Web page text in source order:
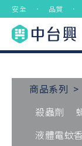
安全 ． 品質 ．
商品系列 >
殺蟲劑
液體電蚊香